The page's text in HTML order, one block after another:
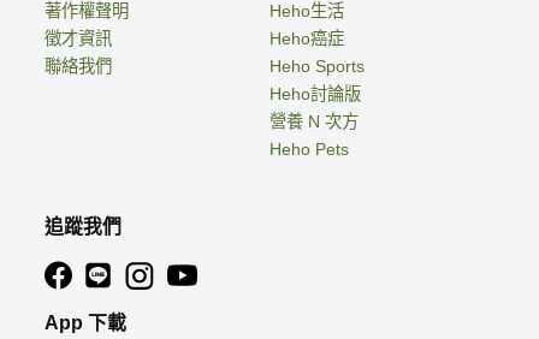
著作權聲明
徵才資訊
聯絡我們
Heho生活
Heho癌症
Heho Sports
Heho討論版
營養 N 次方
Heho Pets
追蹤我們
App 下載